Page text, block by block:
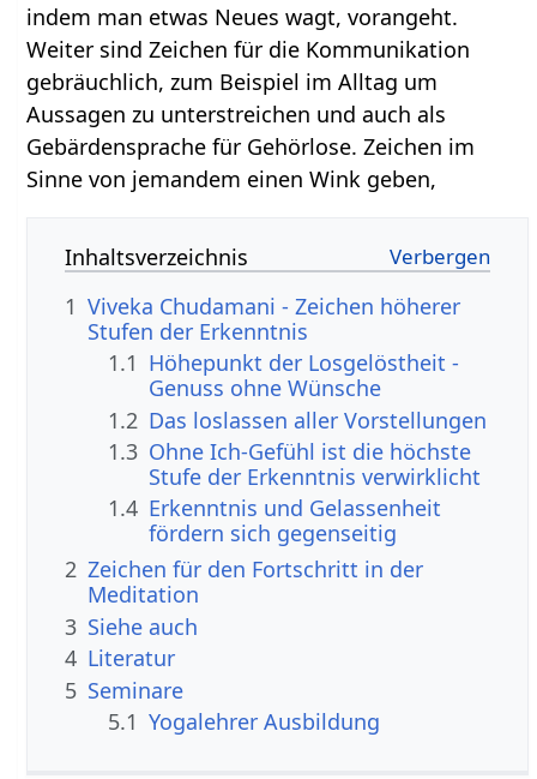
indem man etwas Neues wagt, vorangeht.
Weiter sind Zeichen für die Kommunikation
gebräuchlich, zum Beispiel im Alltag um
Aussagen zu unterstreichen und auch als
Gebärdensprache für Gehörlose. Zeichen im
Sinne von jemandem einen Wink geben,
Inhaltsverzeichnis
1 Viveka Chudamani - Zeichen höherer
Stufen der Erkenntnis
1.1 Höhepunkt der Losgelöstheit -
Genuss ohne Wünsche
1.2 Das loslassen aller Vorstellungen
1.3 Ohne Ich-Gefühl ist die höchste
Stufe der Erkenntnis verwirklicht
1.4 Erkenntnis und Gelassenheit
fördern sich gegenseitig
2 Zeichen für den Fortschritt in der
Meditation
3 Siehe auch
4 Literatur
5 Seminare
5.1 Yogalehrer Ausbildung